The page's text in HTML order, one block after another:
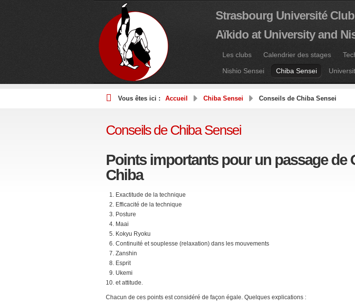
Strasbourg Université
Aïkido at University and
Les clubs Calendrier des stages
Nishio Sensei Chiba Sensei
Vous êtes ici : Accueil Chiba Sensei Conseils de Chiba Sensei
Conseils de Chiba Sensei
Points importants pour un passage de
Chiba
Exactitude de la technique
Efficacité de la technique
Posture
Maai
Kokyu Ryoku
Continuité et souplesse (relaxation) dans les mouvements
Zanshin
Esprit
Ukemi
et attitude.
Chacun de ces points est considéré de façon égale. Quelques explications :